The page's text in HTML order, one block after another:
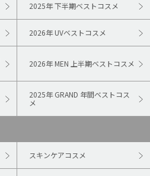
2025年 下半期ベストコスメ
2026年 UVベストコスメ
2026年 MEN 上半期ベストコスメ
2025年 GRAND 年間ベストコス
メ
スキンケアコスメ